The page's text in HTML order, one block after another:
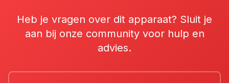
Heb je vragen over dit apparaat? Sluit je
aan bij onze community voor hulp en
advies.